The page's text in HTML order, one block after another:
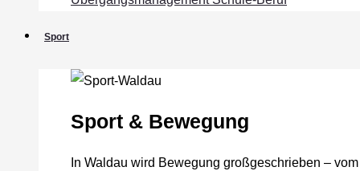
Sport
Sport & Bewegung
In Waldau wird Bewegung großgeschrieben – vom